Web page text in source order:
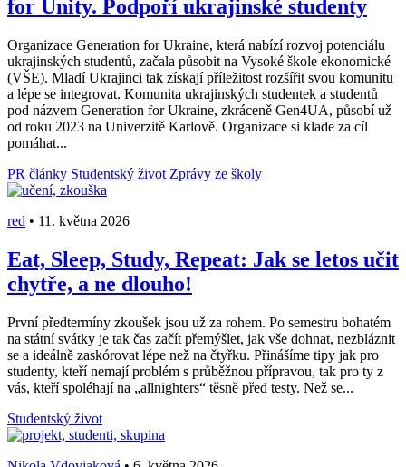
for Unity. Podpoří ukrajinské studenty
Organizace Generation for Ukraine, která nabízí rozvoj potenciálu
ukrajinských studentů, začala působit na Vysoké škole ekonomické
(VŠE). Mladí Ukrajinci tak získají příležitost rozšířit svou komunitu
a lépe se integrovat. Komunita ukrajinských studentek a studentů
pod názvem Generation for Ukraine, zkráceně Gen4UA, působí už
od roku 2023 na Univerzitě Karlově. Organizace si klade za cíl
pomáhat...
PR články Studentský život Zprávy ze školy
red • 11. května 2026
Eat, Sleep, Study, Repeat: Jak se letos učit
chytře, a ne dlouho!
První předtermíny zkoušek jsou už za rohem. Po semestru bohatém
na státní svátky je tak čas začít přemýšlet, jak vše dohnat, nezbláznit
se a ideálně zaskórovat lépe než na čtyřku. Přinášíme tipy jak pro
studenty, kteří nemají problém s průběžnou přípravou, tak pro ty z
vás, kteří spoléhají na „allnighters“ těsně před testy. Než se...
Studentský život